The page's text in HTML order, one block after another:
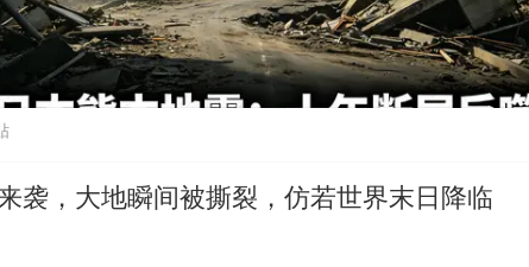
袭，大地瞬间被撕裂，仿若世界末日降临